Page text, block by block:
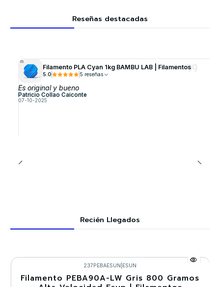
Reseñas destacadas
Filamento PLA Cyan 1kg BAMBU LAB | Filamentos
5.0 5 reseñas
Es original y bueno
Patricio Collao Caiconte
07-10-2025
Recién Llegados
-30%
237PEBAESUN ESUN
Filamento PEBA90A-LW Gris 800 Gramos